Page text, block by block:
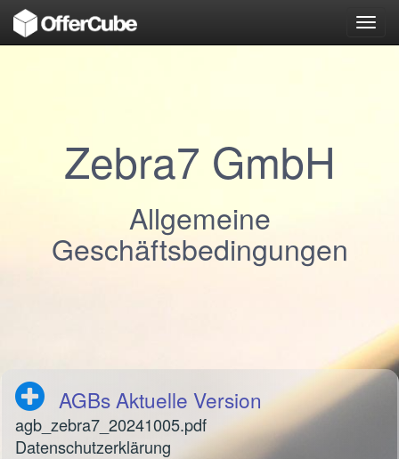
Zebra7 GmbH
Allgemeine
Geschäftsbedingungen
AGBs Aktuelle Version
agb_zebra7_20241005.pdf
Datenschutzerklärung